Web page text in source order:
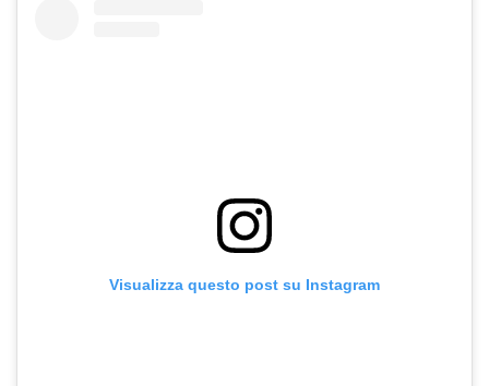
Visualizza questo post su Instagram